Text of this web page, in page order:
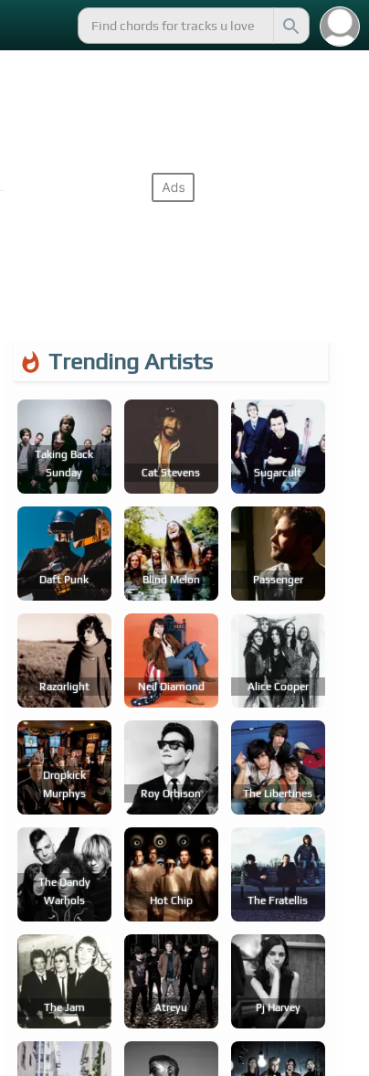
Trending Artists
Taking Back
Sunday
Cat Stevens Sugarcult
Daft Punk Blind Melon Passenger
Razorlight Neil Diamond Alice Cooper
Dropkick
Murphys
Roy Orbison The Libertines
The Dandy
Warhols
Hot Chip The Fratellis
The Jam Atreyu Pj Harvey